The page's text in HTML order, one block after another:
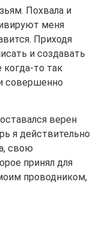
Похвала и
меня
Приходя
и создавать
то так
совершенно
верен
я действительно
свою
принял для
проводником,